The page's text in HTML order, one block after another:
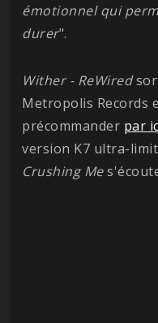
émotionnel qui
durer".
Wither - ReWired
Metropolis Records
précommander par
version K7 ultra-
Crushing Me